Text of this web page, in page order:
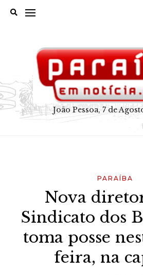
João Pessoa, 7 de
PARAÍBA
Nova
Sindicato dos
toma posse
feira, na